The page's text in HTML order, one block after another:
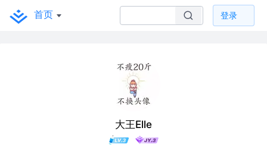
首页 登录
大王Elle